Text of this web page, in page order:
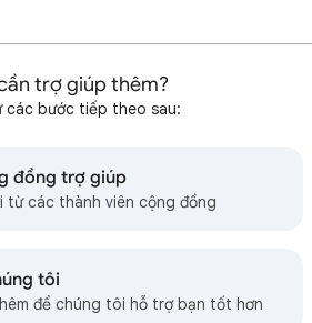
trợ giúp thêm?
các bước tiếp theo sau:
đồng trợ giúp
từ các thành viên cộng đồng
tôi
để chúng tôi hỗ trợ bạn tốt hơn